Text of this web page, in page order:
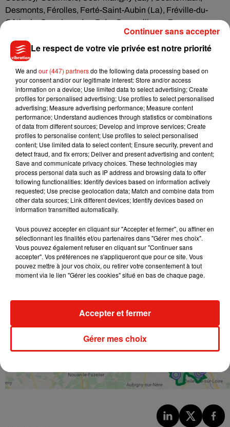
Desmonts, Férolles, Ferté-Saint-Aubin (La), Fréville-du-
Gâtinais, Germigny-des-Prés, Greneville-en-Beauce,
Guigneville, Huêtre, Ingrannes, Isdes, Juranville, Ladon,
Lion-en-Beauce, Lombreuil, Lorcy, Lorris, Loury, Louzouer,
Mareau-aux-Bois, Mézières-en-Gâtinais, Mézières-lez-
Cléry, Mignerette, Montliard, Moulon, Nesploy, Neuville-aux-
Bois, Nibelle, Ousson-sur-Loire, Ouvrouer-les-Champs,
Ouzouer-sous-Bellegarde, Ouzouer-sur-Loire, Patay, Quiers-
sur-Bézonde, Ruan, Saint-Aignan-le-Jaillard, Saint-Firmin-
des-Bois, Saint-Loup-des-Vigne,Saint-Martin-d'Abbat, Saint-
Maurice-sur-Fessard, Saint-Péravy-la-Colombe, Saint-
Sigismond, Santeau, Sully-la-Chapelle, Tivernon, Traînou,
Vennecy, Vieilles-Maisons-sur-Joudry, Vienne-en-Val,
Viglain, Villemoutiers, Villemurlin, Villevoques, Vitry-aux-
Loges.
Le respect de votre vie privée est notre priorité
We and our (447) partnersdo the following data processing based on
your consent and/or our legitimate interest: Store and/or access
information on a device; Use limited data to select advertising; Create
profiles for personalised advertising; Use profiles to select personalised
advertising; Measure advertising performance; Measure content
performance; Understand audiences through statistics or combinations
of data from different sources; Develop and improve services; Create
profiles to personalise content; Use profiles to select personalised
content; Use limited data to select content; Ensure security, prevent and
detect fraud, and fix errors; Deliver and present advertising and content;
Save and communicate privacy choices. These technologies may
process personal data such as IP address and browsing data to offer
following functionalities: Identify devices based on information actively
requested; Use precise geolocation data; Match and combine data from
other data sources; Link different devices; Identify devices based on
information transmitted automatically.
Vous pouvez accepter en cliquant sur "Accepter et fermer", ou affiner en
sélectionnant les finalités et/ou partenaires dans "Gérer mes choix".
Vous pouvez également refuser en cliquant sur "Continuer sans
accepter". Vos préférences ne s'appliqueront que pour ce site. Vous
pouvez mettre à jour vos choix, ou retirer votre consentement à tout
moment via le lien "Gérer les cookies" situé en bas de chaque page.
Gérer mes choix
Accepter et fermer
Continuer sans accepter